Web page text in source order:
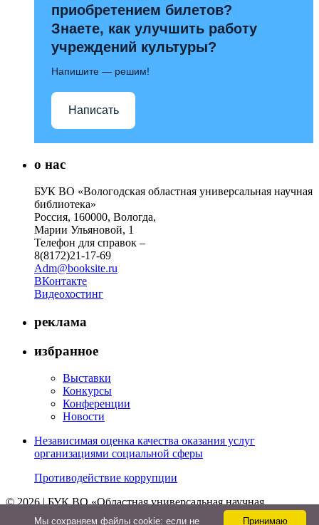
приобретением билетов?
Знаете, как улучшить работу
учреждений культуры?
Напишите — решим!
Написать
о нас
БУК ВО «Вологодская областная универсальная научная
библиотека»
Россия, 160000, Вологда,
Марии Ульяновой, 1
Телефон для справок –
8(8172)21-17-69
Adm@booksite.ru
ВКонтакте
Видеохостинг
реклама
избранное
Выставки
Конкурсы
Конференции
Новости
Независимая оценка качества оказания услуг
организациями социальной сферы
Противодействие коррупции
© 2026 | БУК ВО «Областная универсальная научная
библиотека»
Принимаю
Мы cохраняем файлы cookie: если не